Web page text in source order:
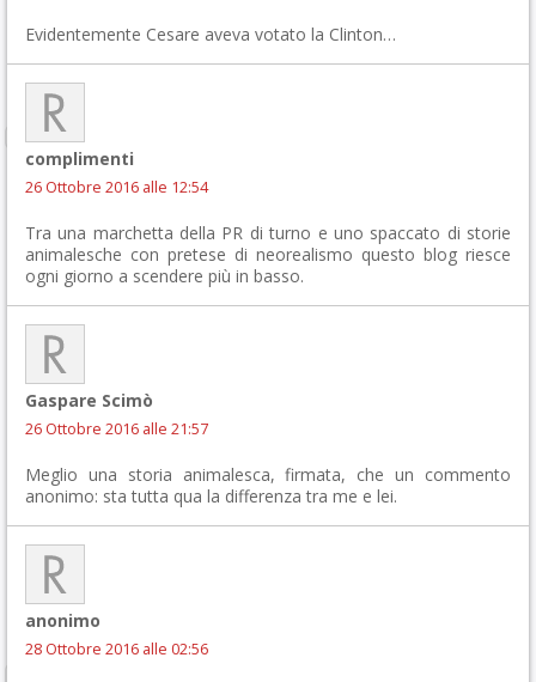
Evidentemente Cesare aveva votato la Clinton…
complimenti
26 Ottobre 2016 alle 12:54
Tra una marchetta della PR di turno e uno spaccato di storie
animalesche con pretese di neorealismo questo blog riesce
ogni giorno a scendere più in basso.
Gaspare Scimò
26 Ottobre 2016 alle 21:57
Meglio una storia animalesca, firmata, che un commento
anonimo: sta tutta qua la differenza tra me e lei.
anonimo
28 Ottobre 2016 alle 02:56